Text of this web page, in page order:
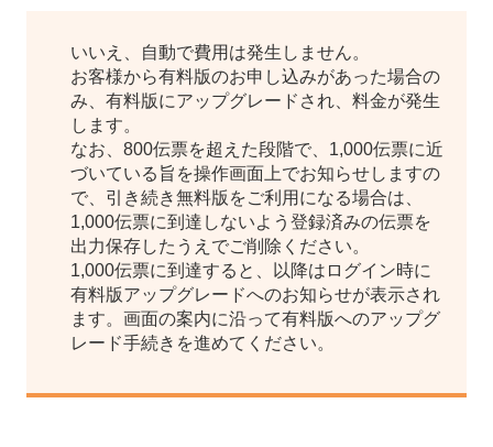
いいえ、自動で費用は発生しません。
お客様から有料版のお申し込みがあった場合の
み、有料版にアップグレードされ、料金が発生
します。
なお、800伝票を超えた段階で、1,000伝票に近
づいている旨を操作画面上でお知らせしますの
で、引き続き無料版をご利用になる場合は、
1,000伝票に到達しないよう登録済みの伝票を
出力保存したうえでご削除ください。
1,000伝票に到達すると、以降はログイン時に
有料版アップグレードへのお知らせが表示され
ます。画面の案内に沿って有料版へのアップグ
レード手続きを進めてください。